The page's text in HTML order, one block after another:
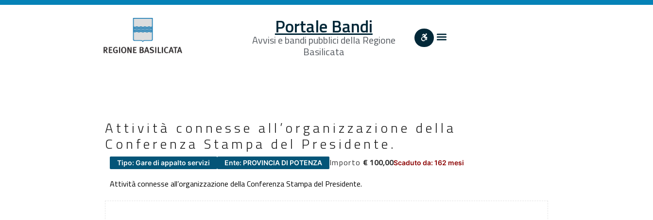
Portale Bandi
Avvisi e bandi pubblici della Regione
Basilicata
Attività connesse all’organizzazione della
Conferenza Stampa del Presidente.
Tipo: Gare di appalto servizi Ente: PROVINCIA DI POTENZA Importo € 100,00Scaduto da: 162 mesi
Attività connesse all’organizzazione della Conferenza Stampa del Presidente.